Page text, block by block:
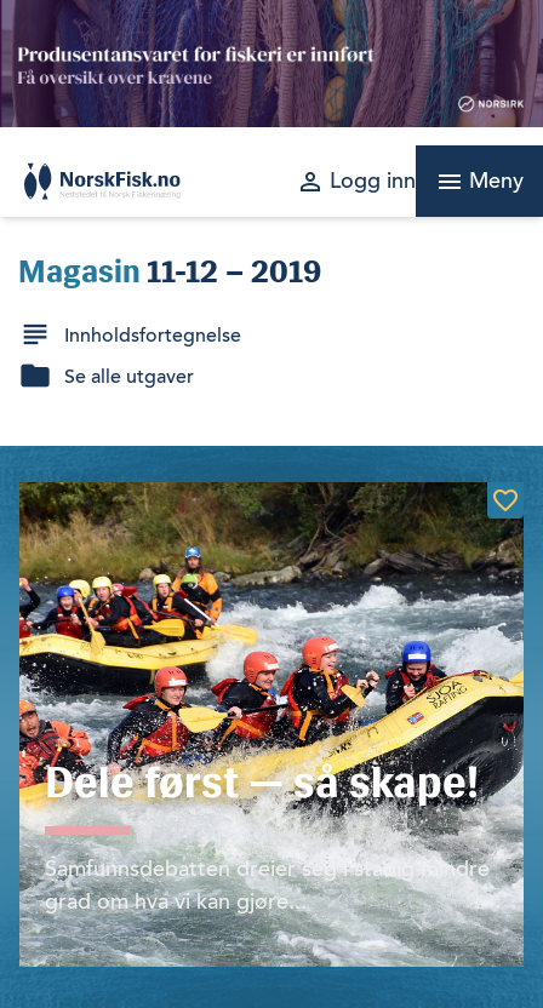
Skip
to
content
perm_identity Logg inn menu Meny
Magasin 11-12 – 2019
Innholdsfortegnelse
Se alle utgaver
Dele først — så skape!
Samfunnsdebatten dreier seg i stadig mindre
grad om hva vi kan gjøre...